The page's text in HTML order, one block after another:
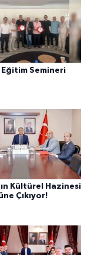
Eğitim Semineri
Kültürel Hazinesi
Çıkıyor!